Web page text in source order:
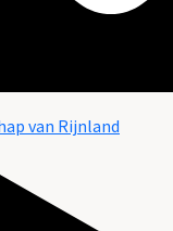
van Rijnland